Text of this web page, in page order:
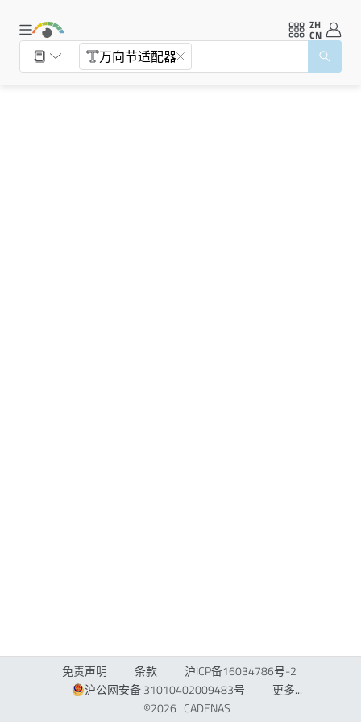
万向节适配器
ZH
CN
免责声明 条款
沪ICP备16034786号-2
沪公网安备 31010402009483号
更多...
©2026 | CADENAS